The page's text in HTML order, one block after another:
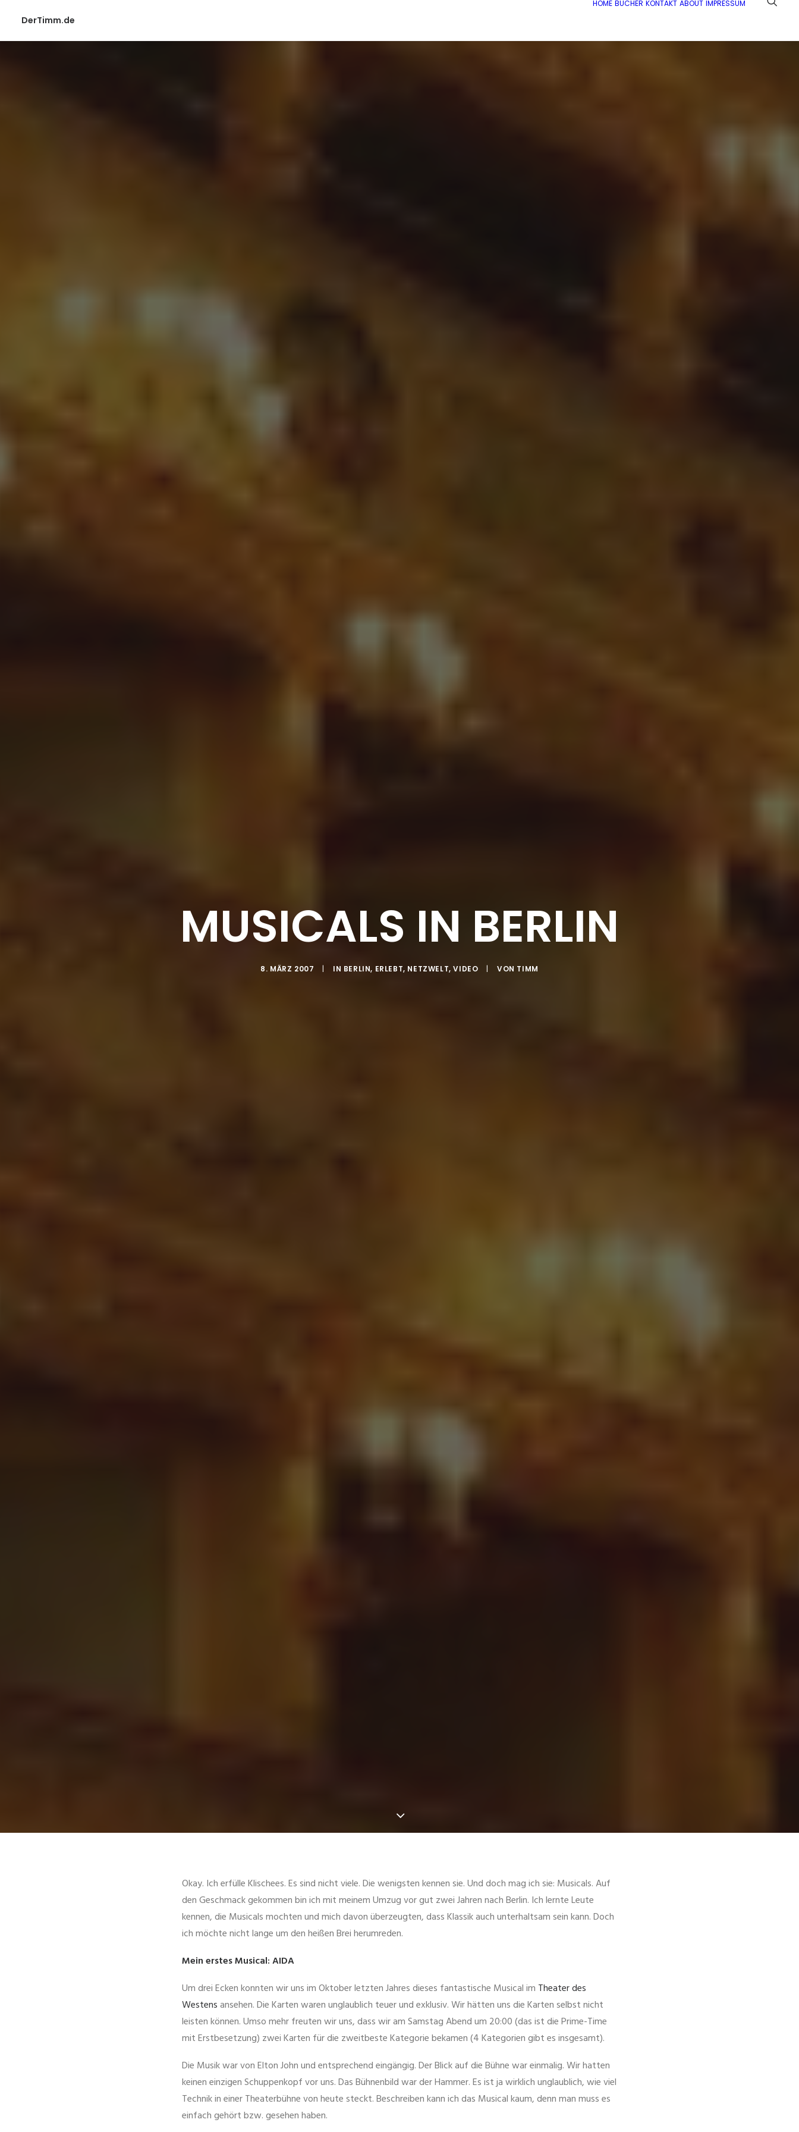
DerTimm.de
HOME BÜCHER KONTAKT ABOUT IMPRESSUM
MUSICALS IN BERLIN
8. MÄRZ 2007 | IN BERLIN, ERLEBT, NETZWELT,VIDEO | VON TIMM
Okay. Ich erfülle Klischees. Es sind nicht viele. Die wenigsten kennen sie. Und doch mag ich sie: Musicals. Auf
den Geschmack gekommen bin ich mit meinem Umzug vor gut zwei Jahren nach Berlin. Ich lernte Leute
kennen, die Musicals mochten und mich davon überzeugten, dass Klassik auch unterhaltsam sein kann. Doch
ich möchte nicht lange um den heißen Brei herumreden.
Mein erstes Musical: AIDA
Um drei Ecken konnten wir uns im Oktober letzten Jahres dieses fantastische Musical im Theater des
Westensansehen. Die Karten waren unglaublich teuer und exklusiv. Wir hätten uns die Karten selbst nicht
leisten können. Umso mehr freuten wir uns, dass wir am Samstag Abend um 20:00 (das ist die Prime-Time
mit Erstbesetzung) zwei Karten für die zweitbeste Kategorie bekamen (4 Kategorien gibt es insgesamt).
Die Musik war von Elton John und entsprechend eingängig. Der Blick auf die Bühne war einmalig. Wir hatten
keinen einzigen Schuppenkopf vor uns. Das Bühnenbild war der Hammer. Es ist ja wirklich unglaublich, wie viel
Technik in einer Theaterbühne von heute steckt. Beschreiben kann ich das Musical kaum, denn man muss es
einfach gehört bzw. gesehen haben.